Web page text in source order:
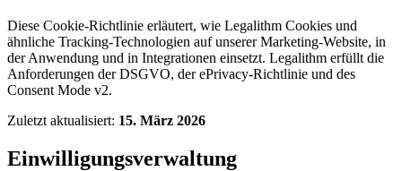
Diese Cookie-Richtlinie erläutert, wie Legalithm Cookies und
ähnliche Tracking-Technologien auf unserer Marketing-Website, in
der Anwendung und in Integrationen einsetzt. Legalithm erfüllt die
Anforderungen der DSGVO, der ePrivacy-Richtlinie und des
Consent Mode v2.
Zuletzt aktualisiert: 15. März 2026
Einwilligungsverwaltung